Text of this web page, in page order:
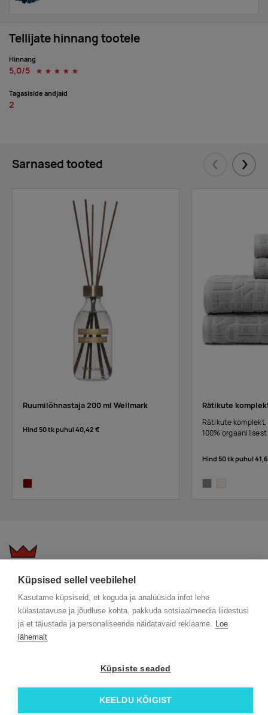
Küpsised sellel veebilehel
Kasutame küpsiseid, et koguda ja analüüsida infot lehe
külastatavuse ja jõudluse kohta, pakkuda sotsiaalmeedia liidestusi
ja et täiustada ja personaliseerida näidatavaid reklaame. Loe
lähemalt
Küpsiste seaded
KEELDU KÕIGIST
Tellijate hinnang tootele
Hinnang
5,0/5 ☆
☆
☆
☆
☆
Tagasiside andjaid
2
Sarnased tooted Eelmised
Ruumilõhnastaja 200 ml Wellmark
Hind 50 tk puhul40,42 €
Rätikute
Rätikute
100%
Hind 50 tk puhul
Trükitehnikad
Meist lähemalt
ÖKO reklaamkingitused
Meeskond
Kontakt
Facebook
© 2026 Roi OÜ | Kõik õigused on kaitstud.